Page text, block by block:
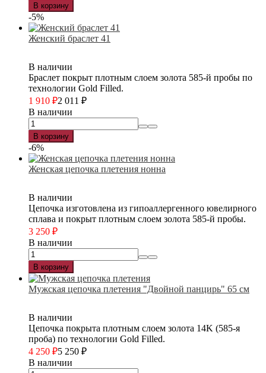
В корзину
-5%
Женский браслет 41
В наличии
Браслет покрыт плотным слоем золота 585-й пробы по
технологии Gold Filled.
1 910 ₽2 011 ₽
В наличии
В корзину
-6%
Женская цепочка плетения нонна
В наличии
Цепочка изготовлена из гипоаллергенного ювелирного
сплава и покрыт плотным слоем золота 585-й пробы.
3 250 ₽
В наличии
В корзину
Мужская цепочка плетения "Двойной панцирь" 65 см
В наличии
Цепочка покрыта плотным слоем золота 14K (585-я
проба) по технологии Gold Filled.
4 250 ₽5 250 ₽
В наличии